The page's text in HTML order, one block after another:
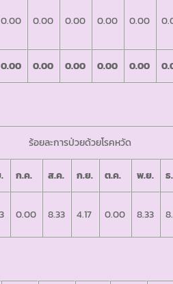
0.00 0.00 0.00 0.00 0.00
0.00 0.00 0.00 0.00 0.00
การป่วยด้วยโรคหวัด
ก.ค. ส.ค. ก.ย. ต.ค. พ.ย.
0.00 8.33 4.17 0.00 8.33